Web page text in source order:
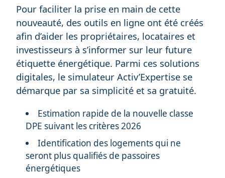
Pour faciliter la prise en main de cette
nouveauté, des outils en ligne ont été créés
afin d’aider les propriétaires, locataires et
investisseurs à s’informer sur leur future
étiquette énergétique. Parmi ces solutions
digitales, le simulateur Activ’Expertise se
démarque par sa simplicité et sa gratuité.
Estimation rapide de la nouvelle classe
DPE suivant les critères 2026
Identification des logements qui ne
seront plus qualifiés de passoires
énergétiques